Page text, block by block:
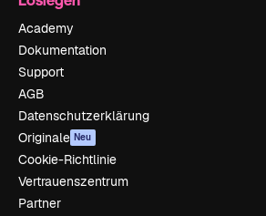
Academy
Dokumentation
Support
AGB
Datenschutzerklärung
Originale Neu
Cookie-Richtlinie
Vertrauenszentrum
Partner